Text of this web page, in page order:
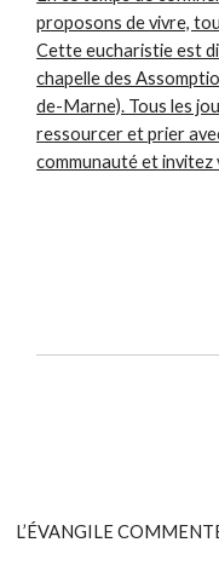
proposons de vivre,
Cette eucharistie est
chapelle des
de-Marne). Tous les
ressourcer et prier
communauté et invitez
L’ÉVANGILE